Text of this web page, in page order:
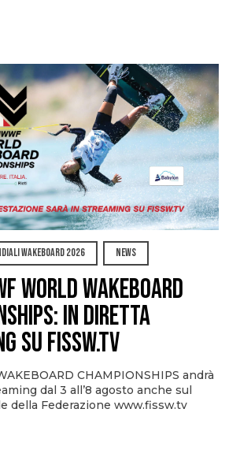
WAKEBOARD 2026 NEWS
WORLD WAKEBOARD
IN DIRETTA
SU FISSW.TV
CHAMPIONSHIPS andrà
dal 3 all’8 agosto anche sul
della Federazione www.fissw.tv